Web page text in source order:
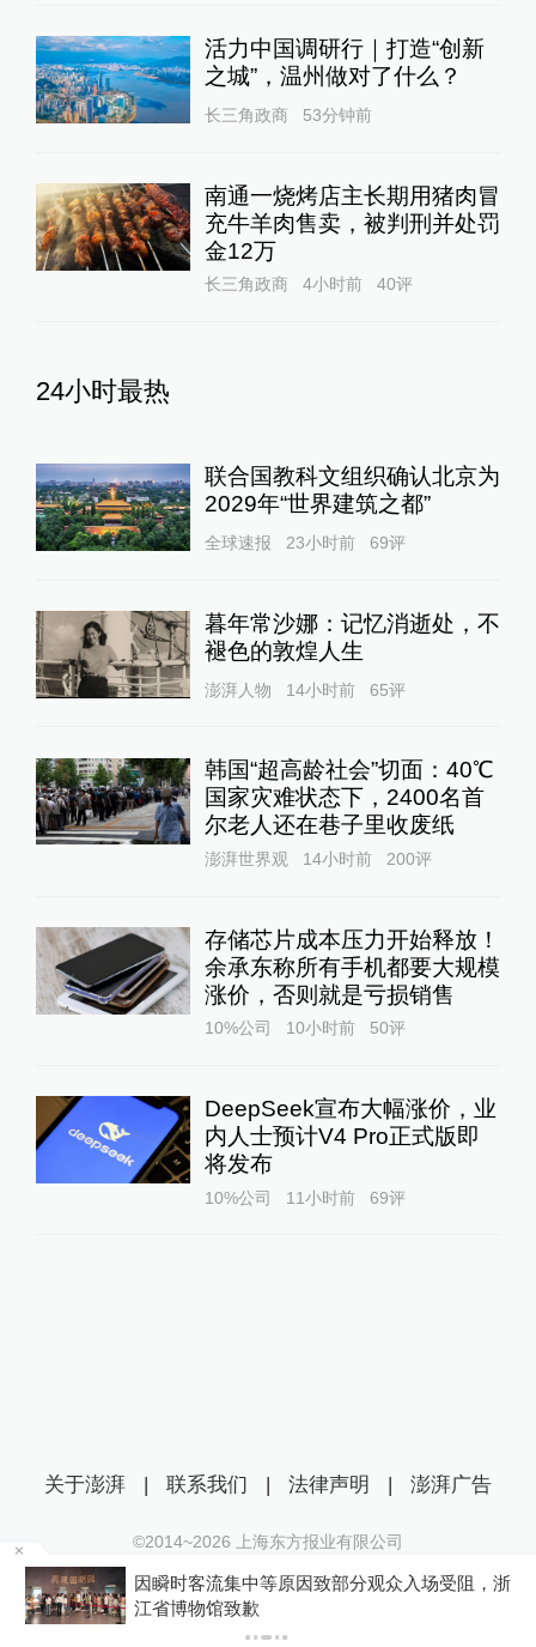
活力中国调研行｜打造“创新
之城”，温州做对了什么？
长三角政商 53分钟前
南通一烧烤店主长期用猪肉冒
充牛羊肉售卖，被判刑并处罚
金12万
长三角政商 4小时前 40评
24小时最热
联合国教科文组织确认北京为
2029年“世界建筑之都”
全球速报 23小时前 69评
暮年常沙娜：记忆消逝处，不
褪色的敦煌人生
澎湃人物 14小时前 65评
韩国“超高龄社会”切面：40℃
国家灾难状态下，2400名首
尔老人还在巷子里收废纸
澎湃世界观 14小时前 200评
存储芯片成本压力开始释放！
余承东称所有手机都要大规模
涨价，否则就是亏损销售
10%公司 10小时前 50评
DeepSeek宣布大幅涨价，业
内人士预计V4 Pro正式版即
将发布
10%公司 11小时前 69评
因瞬时客流集中等原因致部分观众入场受阻，浙
江省博物馆致歉
关于澎湃 | 联系我们 | 法律声明 | 澎湃广告
©2014~2026 上海东方报业有限公司
沪ICP证：沪B2-20170116 | 沪ICP备14003370号
互联网新闻信息服务许可证：31120170006
沪公网安备 31010602000299号